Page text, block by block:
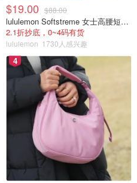
$19.00 $88.00
lululemon Softstreme 女士高腰短裤 10cm
2.1折抄底，0~4码有货
lululemon 1730人感兴趣
4